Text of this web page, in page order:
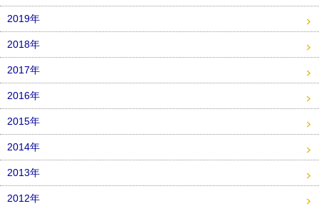
2019年
2018年
2017年
2016年
2015年
2014年
2013年
2012年